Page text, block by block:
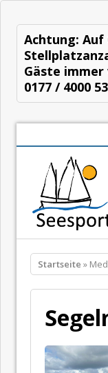
Achtung:
Gäste
0177 / 4000
Startseite »